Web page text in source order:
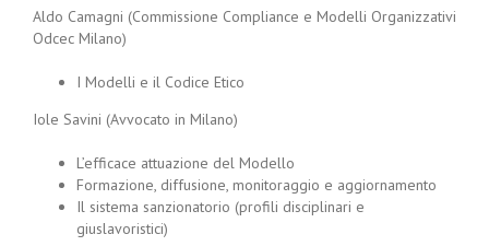
Aldo Camagni (Commissione Compliance e Modelli Organizzativi
Odcec Milano)
I Modelli e il Codice Etico
Iole Savini (Avvocato in Milano)
L’efficace attuazione del Modello
Formazione, diffusione, monitoraggio e aggiornamento
Il sistema sanzionatorio (profili disciplinari e
giuslavoristici)